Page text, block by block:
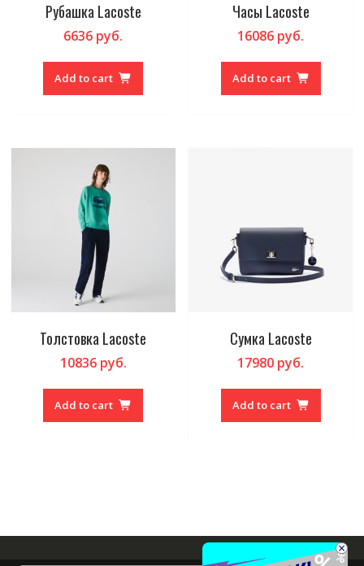
Рубашка Lacoste
6636 руб.
Add to cart
Часы Lacoste
16086 руб.
Add to cart
Толстовка Lacoste
10836руб.
Add to cart
Сумка Lacoste
17980 руб.
Add to cart
×